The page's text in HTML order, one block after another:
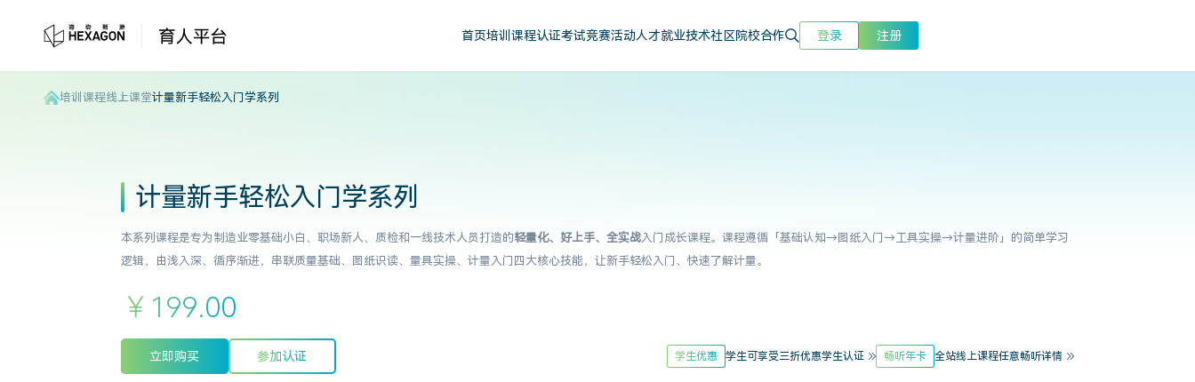
首页培训课程认证考试竞赛活动人才就业技术社区院校合作 登录 注册
培训课程线上课堂计量新手轻松入门学系列
计量新手轻松入门学系列
本系列课程是专为制造业零基础小白、职场新人、质检和一线技术人员打造的轻量化、好上手、全实战入门成长课程。课程遵循「基础认知→图纸入门→工具实操→计量进阶」的简单学习
逻辑，由浅入深、循序渐进，串联质量基础、图纸识读、量具实操、计量入门四大核心技能，让新手轻松入门、快速了解计量。
￥199.00
立即购买 参加认证 学生优惠 学生可享受三折优惠学生认证 畅听年卡 全站线上课程任意畅听详情